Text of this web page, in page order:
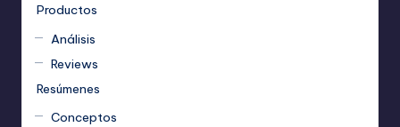
Productos
Análisis
Reviews
Resúmenes
Conceptos